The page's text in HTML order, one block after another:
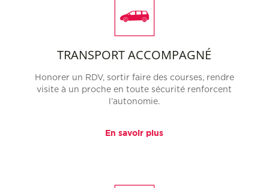
TRANSPORT ACCOMPAGNÉ
Honorer un RDV, sortir faire des courses, rendre
visite à un proche en toute sécurité renforcent
l’autonomie.
En savoir plus